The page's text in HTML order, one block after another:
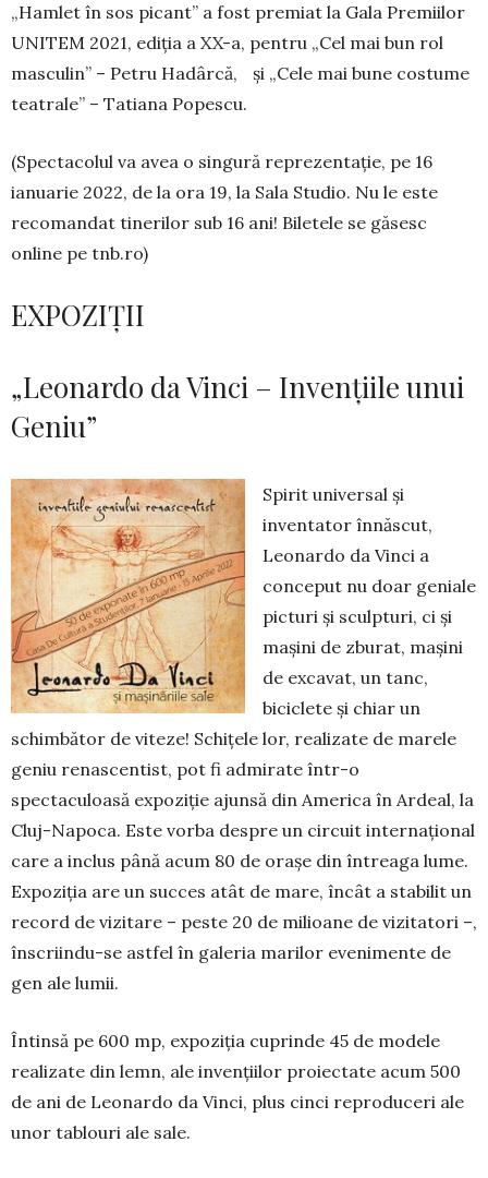
„Hamlet în sos picant” a fost premiat la Gala Premiilor
UNITEM 2021, ediția a XX-a, pentru „Cel mai bun rol
masculin” – Petru Hadârcă, și „Cele mai bune costume
teatrale” – Tatiana Po­pescu.
(Spectacolul va avea o singură reprezentaţie, pe 16
ianuarie 2022, de la ora 19, la Sala Studio. Nu le este
recomandat tinerilor sub 16 ani! Biletele se găsesc
online pe tnb.ro)
EXPOZIȚII
„Leonardo da Vinci – Invențiile unui
Geniu”
Spirit universal și
inventator înnăscut,
Leonardo da Vinci a
conceput nu doar geniale
picturi și sculpturi, ci și
mașini de zburat, mașini
de excavat, un tanc,
biciclete și chiar un
schimbător de vi­teze! Schițele lor, realizate de marele
geniu renascentist, pot fi admi­rate într-o
spectaculoasă expoziţie ajunsă din America în Ardeal, la
Cluj-Napoca. Este vorba despre un circuit internațional
care a inclus până acum 80 de orașe din întreaga lume.
Expoziţia are un succes atât de mare, încât a stabilit un
record de vizitare – peste 20 de milioane de vizitatori –,
înscriin­du-se astfel în galeria marilor evenimente de
gen ale lumii.
Întinsă pe 600 mp, expoziția cuprinde 45 de modele
realizate din lemn, ale invențiilor proiectate acum 500
de ani de Leonardo da Vinci, plus cinci reproduceri ale
unor tablouri ale sale.